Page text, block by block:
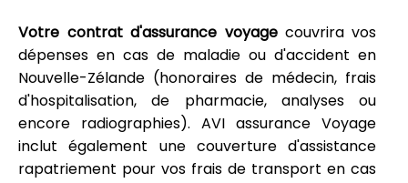
Votre contrat d'assurance voyage couvrira vos
dépenses en cas de maladie ou d'accident en
Nouvelle-Zélande (honoraires de médecin, frais
d'hospitalisation, de pharmacie, analyses ou
encore radiographies). AVI assurance Voyage
inclut également une couverture d'assistance
rapatriement pour vos frais de transport en cas